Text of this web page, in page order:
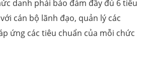
danh phải bảo đảm đầy đủ 6 tiêu
cán bộ lãnh đạo, quản lý các
ứng các tiêu chuẩn của mỗi chức